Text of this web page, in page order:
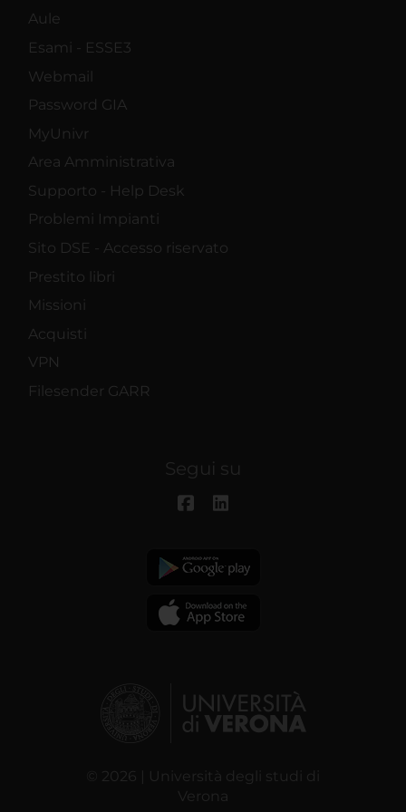
Aule
Esami - ESSE3
Webmail
Password GIA
MyUnivr
Area Amministrativa
Supporto - Help Desk
Problemi Impianti
Sito DSE - Accesso riservato
Prestito libri
Missioni
Acquisti
VPN
Filesender GARR
Segui su
© 2026 | Università degli studi di
Verona